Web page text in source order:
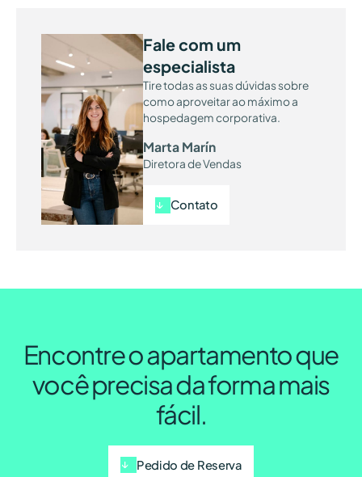
Fale com um
especialista
Tire todas as suas dúvidas sobre
como aproveitar ao máximo a
hospedagem corporativa.
Marta Marín
Diretora de Vendas
Contato
Encontre o apartamento que
você precisa da forma mais
fácil.
Pedido de Reserva